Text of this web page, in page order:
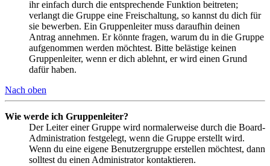
ihr einfach durch die entsprechende Funktion beitreten;
verlangt die Gruppe eine Freischaltung, so kannst du dich für
sie bewerben. Ein Gruppenleiter muss daraufhin deinen
Antrag annehmen. Er könnte fragen, warum du in die Gruppe
aufgenommen werden möchtest. Bitte belästige keinen
Gruppenleiter, wenn er dich ablehnt, er wird einen Grund
dafür haben.
Nach oben
Wie werde ich Gruppenleiter?
Der Leiter einer Gruppe wird normalerweise durch die Board-
Administration festgelegt, wenn die Gruppe erstellt wird.
Wenn du eine eigene Benutzergruppe erstellen möchtest, dann
solltest du einen Administrator kontaktieren.